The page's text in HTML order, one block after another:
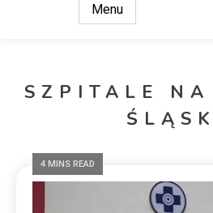
Menu
SZPITALE NA
4 MINS READ